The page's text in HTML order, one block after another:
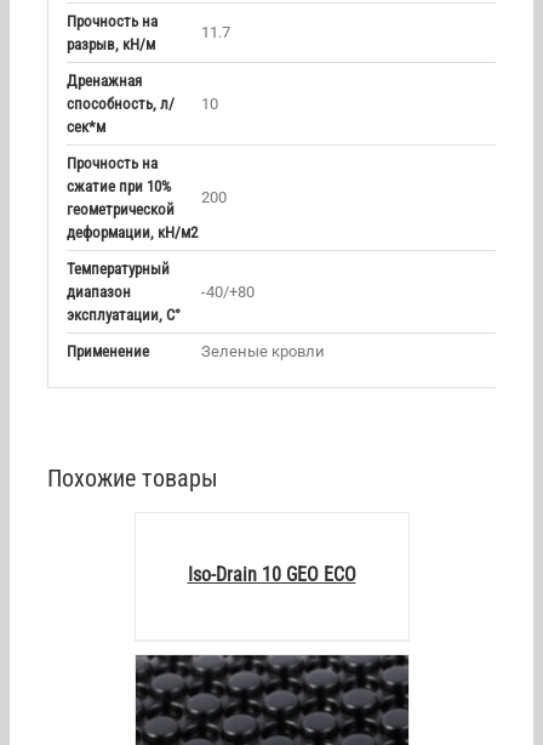
Прочность на
разрыв, кН/м
11.7
Дренажная
способность, л/
сек*м
10
Прочность на
сжатие при 10%
геометрической
деформации, кН/м2
200
Температурный
диапазон
эксплуатации, С°
-40/+80
Применение Зеленые кровли
Похожие товары
Iso-Drain 10 GEO ECO